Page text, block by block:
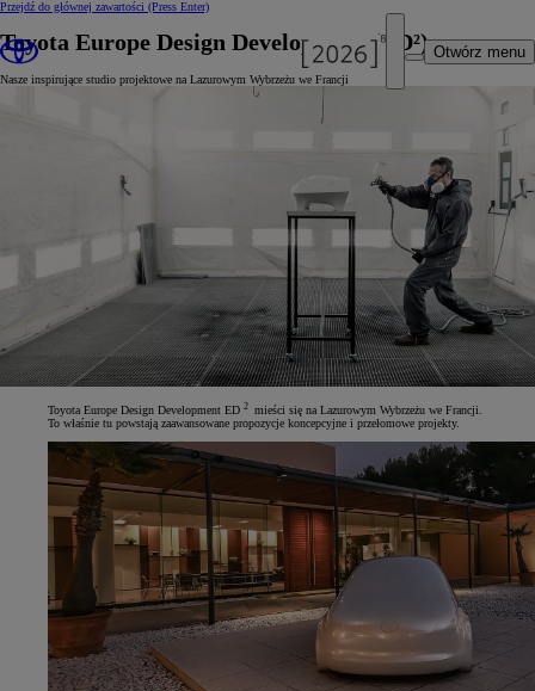
Przejdź do głównej zawartości (Press Enter)
Otwórz menu
Toyota Europe Design Development (ED²)
Nasze inspirujące studio projektowe na Lazurowym Wybrzeżu we Francji
Toyota Europe Design Development ED 2 mieści się na Lazurowym Wybrzeżu we Francji.
To właśnie tu powstają zaawansowane propozycje koncepcyjne i przełomowe projekty.